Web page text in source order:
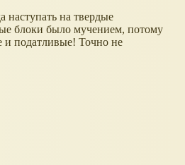
наступать на твердые
блоки было мучением, потому
и податливые! Точно не